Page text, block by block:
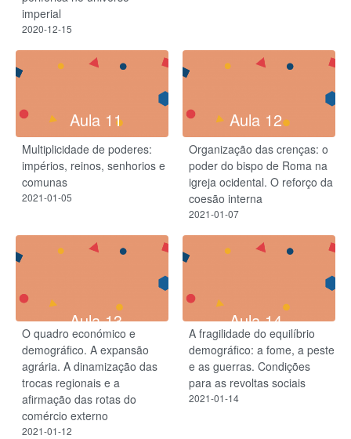
imperial
2020-12-15
Aula 11
Multiplicidade de poderes:
impérios, reinos, senhorios e
comunas
2021-01-05
Aula 12
Organização das crenças: o
poder do bispo de Roma na
igreja ocidental. O reforço da
coesão interna
2021-01-07
Aula 13
O quadro económico e
demográfico. A expansão
agrária. A dinamização das
trocas regionais e a
afirmação das rotas do
comércio externo
2021-01-12
Aula 14
A fragilidade do equilíbrio
demográfico: a fome, a peste
e as guerras. Condições
para as revoltas sociais
2021-01-14